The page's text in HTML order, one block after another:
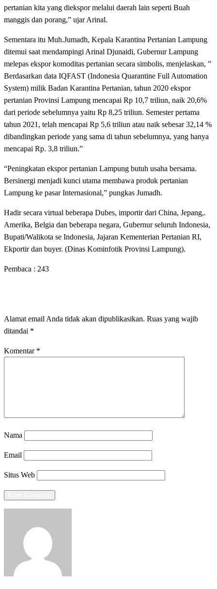
pertanian kita yang diekspor melalui daerah lain seperti Buah
manggis dan porang,” ujar Arinal.
Sementara itu Muh.Jumadh, Kepala Karantina Pertanian Lampung
ditemui saat mendampingi Arinal Djunaidi, Gubernur Lampung
melepas ekspor komoditas pertanian secara simbolis, menjelaskan, ”
Berdasarkan data IQFAST (Indonesia Quarantine Full Automation
System) milik Badan Karantina Pertanian, tahun 2020 ekspor
pertanian Provinsi Lampung mencapai Rp 10,7 triliun, naik 20,6%
dari periode sebelumnya yaitu Rp 8,25 triliun. Semester pertama
tahun 2021, telah mencapai Rp 5,6 triliun atau naik sebesar 32,14 %
dibandingkan periode yang sama di tahun sebelumnya, yang hanya
mencapai Rp. 3,8 triliun.”
“Peningkatan ekspor pertanian Lampung butuh usaha bersama.
Bersinergi menjadi kunci utama membawa produk pertanian
Lampung ke pasar Internasional,” pungkas Jumadh.
Hadir secara virtual beberapa Dubes, importir dari China, Jepang,.
Amerika, Belgia dan beberapa negara, Gubernur seluruh Indonesia,
Bupati/Walikota se Indonesia, Jajaran Kementerian Pertanian RI,
Ekportir dan buyer. (Dinas Kominfotik Provinsi Lampung).
Pembaca : 243
Alamat email Anda tidak akan dipublikasikan. Ruas yang wajib
ditandai *
Komentar *
Nama
Email
Situs Web